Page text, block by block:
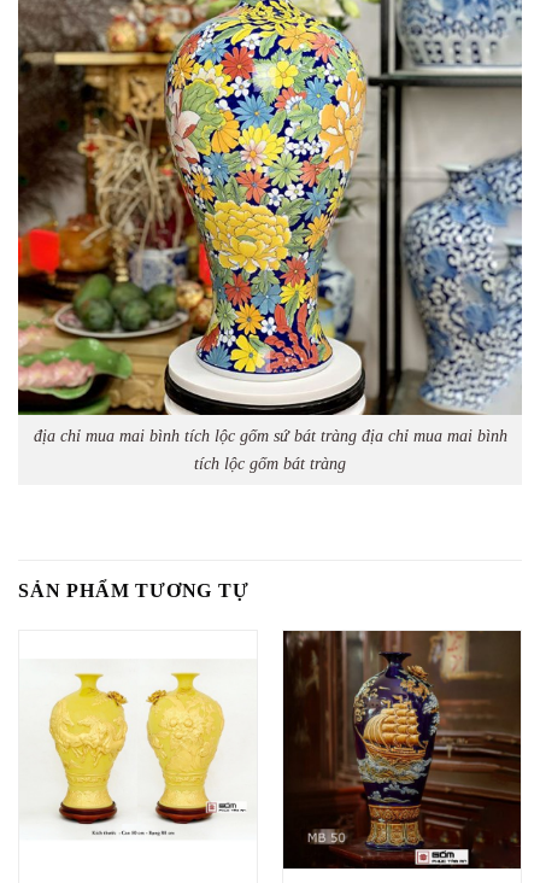
địa chỉ mua mai bình tích lộc gốm sứ bát tràng địa chỉ mua mai bình
tích lộc gốm bát tràng
SẢN PHẨM TƯƠNG TỰ